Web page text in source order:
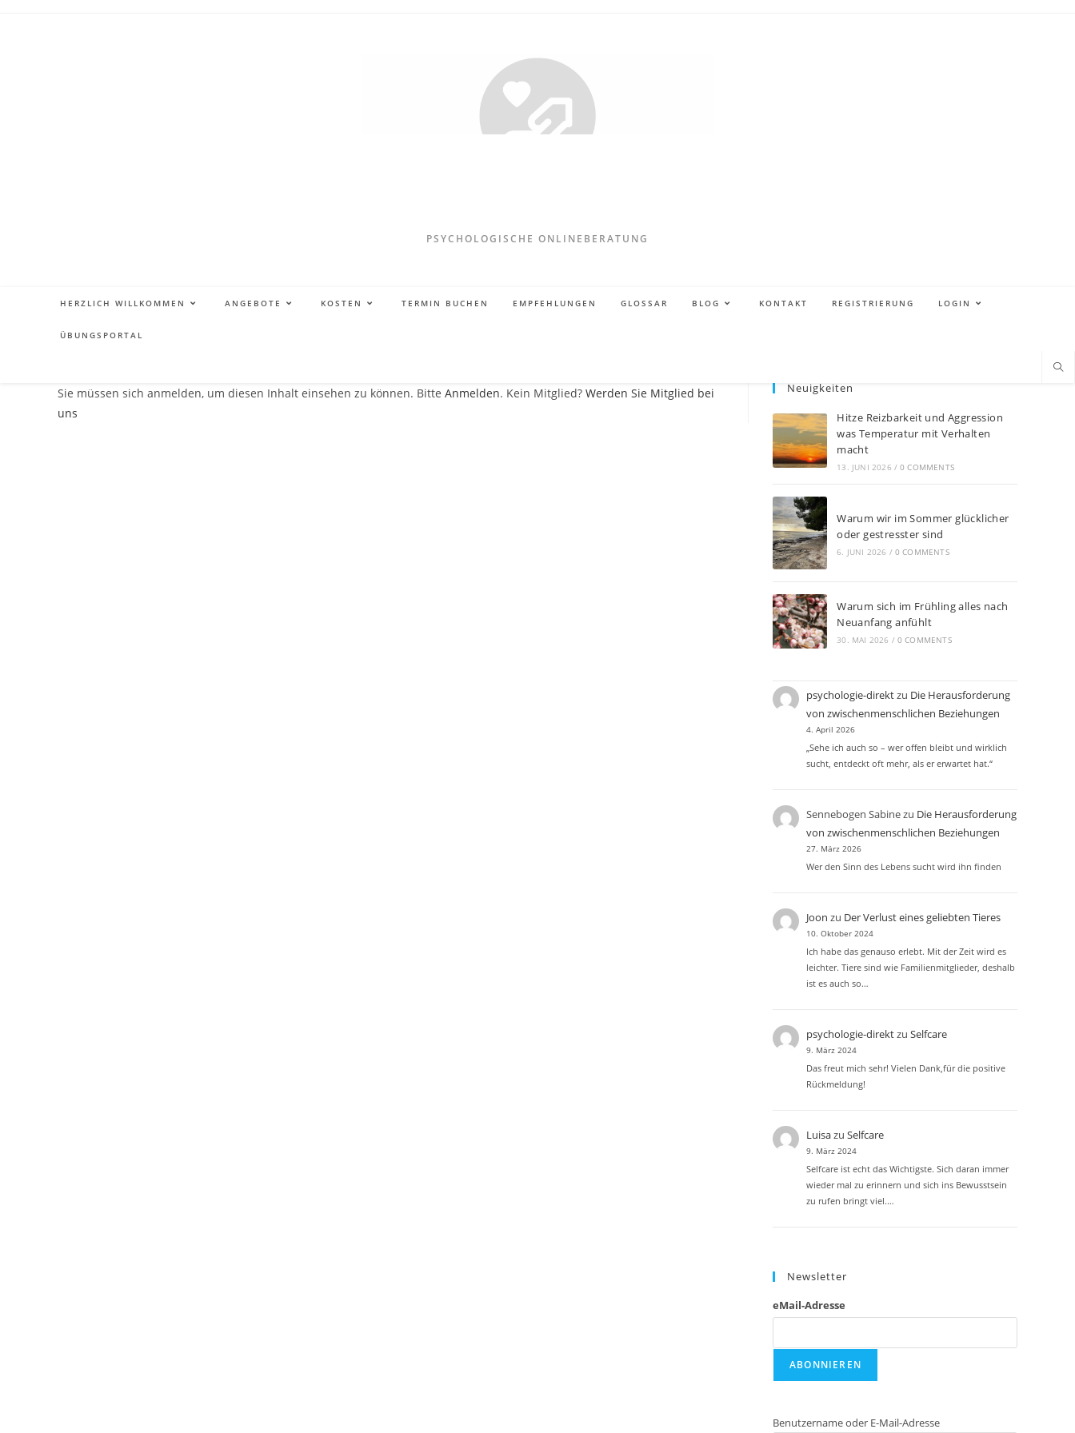
PSYCHOLOGISCHE ONLINEBERATUNG
HERZLICH WILLKOMMEN ANGEBOTE KOSTEN TERMIN BUCHEN EMPFEHLUNGEN GLOSSAR BLOG KONTAKT REGISTRIERUNG LOGIN
ÜBUNGSPORTAL
Sie müssen sich anmelden, um diesen Inhalt einsehen zu können. Bitte Anmelden. Kein Mitglied? Werden Sie Mitglied bei
uns
Neuigkeiten
Hitze Reizbarkeit und Aggression
was Temperatur mit Verhalten
macht
13. JUNI 2026 / 0 COMMENTS
Warum wir im Sommer glücklicher
oder gestresster sind
6. JUNI 2026 / 0 COMMENTS
Warum sich im Frühling alles nach
Neuanfang anfühlt
30. MAI 2026 / 0 COMMENTS
psychologie-direktzu Die Herausforderung
von zwischenmenschlichen Beziehungen
4. April 2026
„Sehe ich auch so – wer offen bleibt und wirklich
sucht, entdeckt oft mehr, als er erwartet hat.“
Sennebogen Sabinezu Die Herausforderung
von zwischenmenschlichen Beziehungen
27. März 2026
Wer den Sinn des Lebens sucht wird ihn finden
Joon zu Der Verlust eines geliebten Tieres
10. Oktober 2024
Ich habe das genauso erlebt. Mit der Zeit wird es
leichter. Tiere sind wie Familienmitglieder, deshalb
ist es auch so…
psychologie-direktzuSelfcare
9. März 2024
Das freut mich sehr! Vielen Dank,für die positive
Rückmeldung!
LuisazuSelfcare
9. März 2024
Selfcare ist echt das Wichtigste. Sich daran immer
wieder mal zu erinnern und sich ins Bewusstsein
zu rufen bringt viel.…
Newsletter
eMail-Adresse
Benutzername oder E-Mail-Adresse